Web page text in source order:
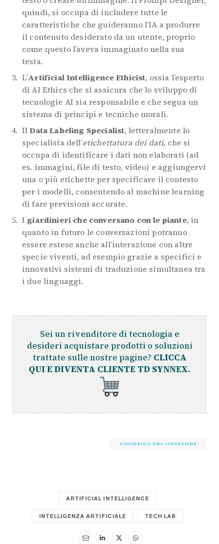
quindi, si occupa di includere tutte le
caratteristiche che guideranno l’IA a produrre
il contenuto desiderato da un utente, proprio
come questo l’aveva immaginato nella sua
testa.
L’Artificial Intelligence Ethicist, ossia l’esperto
di AI Ethics che si assicura che lo sviluppo di
tecnologie AI sia responsabile e che segua un
sistema di principi e tecniche morali.
IlData Labeling Specialist, letteralmente lo
specialista dell’etichettatura dei dati, che si
occupa di identificare i dati non elaborati (ad
es. immagini, file di testo, video) e aggiungervi
una o più etichette per specificare il contesto
per i modelli, consentendo al machine learning
di fare previsioni accurate.
I giardinieri che conversano con le piante, in
quanto in futuro le conversazioni potranno
essere estese anche all’interazione con altre
specie viventi, ad esempio grazie a specifici e
innovativi sistemi di traduzione simultanea tra
i due linguaggi.
Sei un rivenditore di tecnologia e
desideri acquistare prodotti o soluzioni
trattate sulle nostre pagine? CLICCA
QUI E DIVENTA CLIENTE TD SYNNEX.
SUGGERISCI UNA CORREZIONE
ARTIFICIAL INTELLIGENCE
INTELLIGENZA ARTIFICIALE TECH LAB